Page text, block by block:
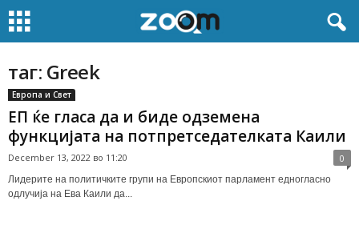
таг: Greek
Европа и Свет
ЕП ќе гласа да и биде одземена
функцијата на потпретседателката Каили
December 13, 2022 во 11:20 0
Лидерите на политичките групи на Европскиот парламент едногласно
одлучија на Ева Каили да...